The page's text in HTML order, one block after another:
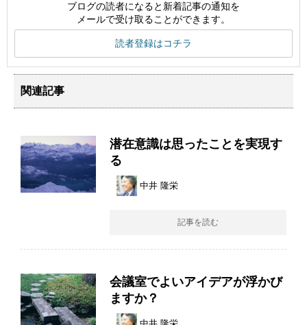
ブログの読者になると新着記事の通知を
メールで受け取ることができます。
読者登録はコチラ
関連記事
潜在意識は思ったことを実現す
る
中井 隆栄
記事を読む
会議室でよいアイデアが浮かび
ますか？